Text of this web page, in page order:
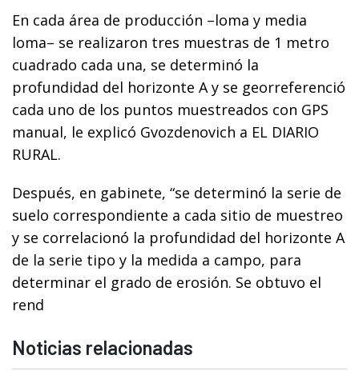
En cada área de producción –loma y media
loma– se realizaron tres muestras de 1 metro
cuadrado cada una, se determinó la
profundidad del horizonte A y se georreferenció
cada uno de los puntos muestreados con GPS
manual, le explicó Gvozdenovich a EL DIARIO
RURAL.
Después, en gabinete, “se determinó la serie de
suelo correspondiente a cada sitio de muestreo
y se correlacionó la profundidad del horizonte A
de la serie tipo y la medida a campo, para
determinar el grado de erosión. Se obtuvo el
rend
Noticias relacionadas